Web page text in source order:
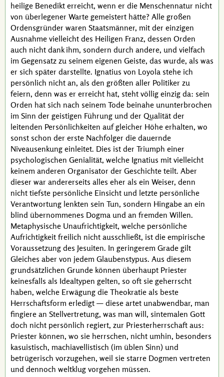
heilige Benedikt erreicht, wenn er die Menschennatur nicht
von überlegener Warte gemeistert hätte? Alle großen
Ordensgründer waren Staatsmänner, mit der einzigen
Ausnahme vielleicht des Heiligen Franz, dessen Orden
auch nicht dank ihm, sondern durch andere, und vielfach
im Gegensatz zu seinem eigenen Geiste, das wurde, als was
er sich später darstellte. Ignatius von Loyola stehe ich
persönlich nicht an, als den größten aller Politiker zu
feiern, denn was er erreicht hat, steht völlig einzig da: sein
Orden hat sich nach seinem Tode beinahe ununterbrochen
im Sinn der geistigen Führung und der Qualität der
leitenden Persönlichkeiten auf gleicher Höhe erhalten, wo
sonst schon der erste Nachfolger die dauernde
Niveausenkung einleitet. Dies ist der Triumph einer
psychologischen Genialität, welche Ignatius mit vielleicht
keinem anderen Organisator der Geschichte teilt. Aber
dieser war andererseits alles eher als ein Weiser, denn
nicht tiefste persönliche Einsicht und letzte persönliche
Verantwortung lenkten sein Tun, sondern Hingabe an ein
blind übernommenes Dogma und an fremden Willen.
Metaphysische Unaufrichtigkeit, welche persönliche
Aufrichtigkeit freilich nicht ausschließt, ist die empirische
Voraussetzung des Jesuiten. In geringerem Grade gilt
Gleiches aber von jedem Glaubenstypus. Aus diesem
grundsätzlichen Grunde können überhaupt Priester
keinesfalls als Idealtypen gelten, so oft sie geherrscht
haben, welche Erwägung die Theokratie als beste
Herrschaftsform erledigt — diese artet unabwendbar, man
fingiere an Stellvertretung, was man will, sintemalen Gott
doch nicht persönlich regiert, zur Priesterherrschaft aus:
Priester können, wo sie herrschen, nicht umhin, besonders
kasuistisch, machiavellistisch (im üblen Sinn) und
betrügerisch vorzugehen, weil sie starre Dogmen vertreten
und dennoch weltklug vorgehen müssen.